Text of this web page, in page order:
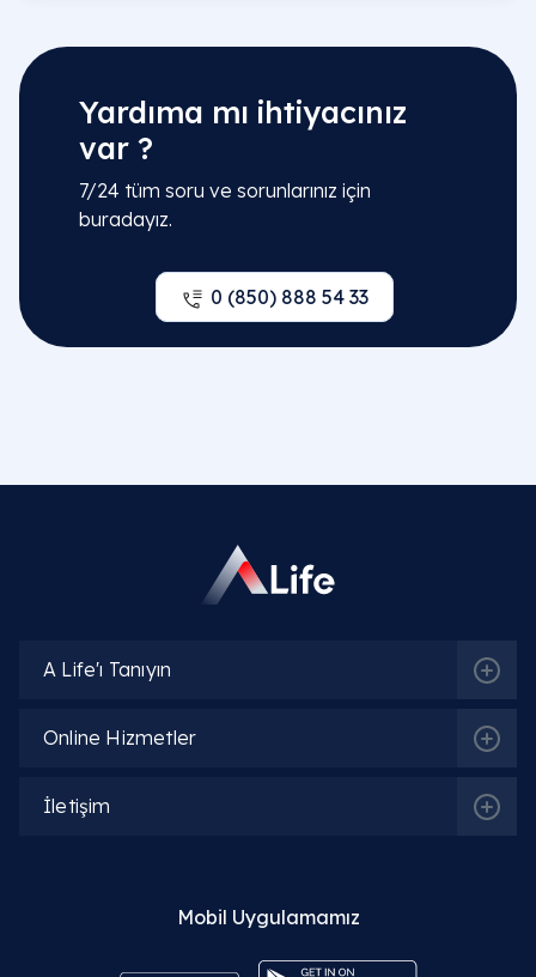
Yardıma mı ihtiyacınız
var ?
7/24 tüm soru ve sorunlarınız için
buradayız.
0 (850) 888 54 33
A Life'ı Tanıyın
Online Hizmetler
İletişim
Mobil Uygulamamız